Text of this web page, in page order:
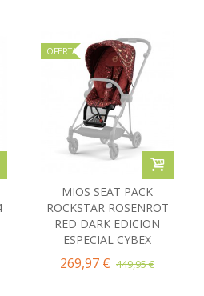
OFERTA
MIOS SEAT PACK
ROCKSTAR ROSENROT
RED DARK EDICION
ESPECIAL CYBEX
269,97 € 449,95 €